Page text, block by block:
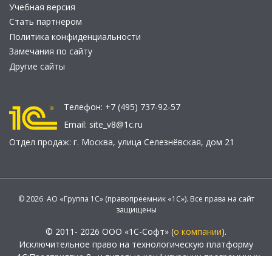
Учебная версия
Стать партнером
Политика конфиденциальности
Замечания по сайту
Другие сайты
Телефон: +7 (495) 737-92-57
Email: site_v8@1c.ru
Отдел продаж: г. Москва, улица Селезнёвская, дом 21
© 2026 АО «Группа 1С» (правопреемник «1С»). Все права на сайт
защищены
© 2011- 2026 ООО «1С-Софт» (о компании).
Исключительное право на технологическую платформу